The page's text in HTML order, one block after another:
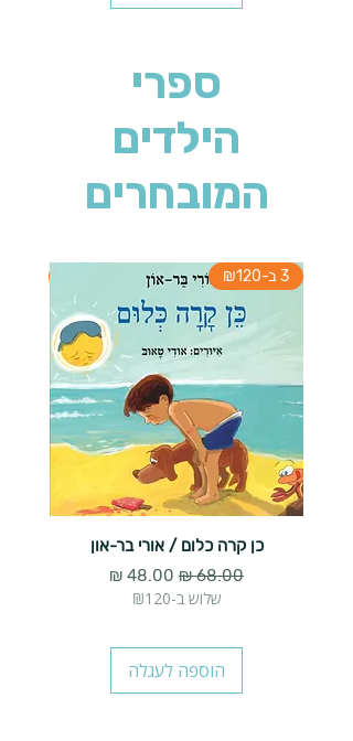
ספרי
הילדים
המובחרים
3 ב-₪120
כן קרה כלום / אורי בר-און
מחיר רגיל מחיר מבצע
שלוש ב-₪120
הוספה לעגלה